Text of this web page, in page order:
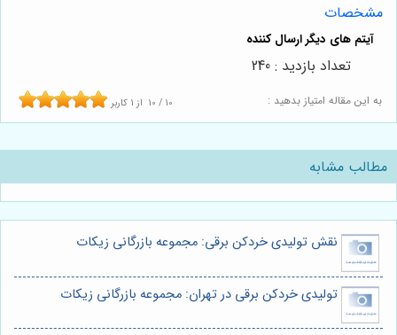
مشخصات
به این مقاله امتیاز بدهید : 10 / 10 از 1 کاربر
تعداد بازدید : 240
مطالب مشابه
نقش تولیدی خردکن برقی: مجموعه بازرگانی زیکات
تولیدی خردکن برقی در تهران: مجموعه بازرگانی زیکات